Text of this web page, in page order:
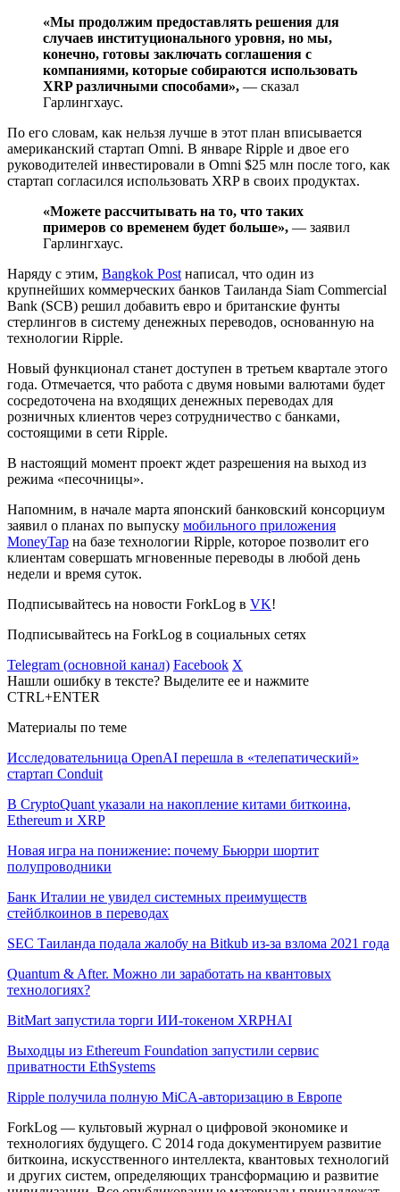
«Мы продолжим предоставлять решения для
случаев институционального уровня, но мы,
конечно, готовы заключать соглашения с
компаниями, которые собираются использовать
XRP различными способами», — сказал
Гарлингхаус.
По его словам, как нельзя лучше в этот план вписывается
американский стартап Omni. В январе Ripple и двое его
руководителей инвестировали в Omni $25 млн после того, как
стартап согласился использовать XRP в своих продуктах.
«Можете рассчитывать на то, что таких
примеров со временем будет больше», — заявил
Гарлингхаус.
Наряду с этим, Bangkok Post написал, что один из
крупнейших коммерческих банков Таиланда Siam Commercial
Bank (SCB) решил добавить евро и британские фунты
стерлингов в систему денежных переводов, основанную на
технологии Ripple.
Новый функционал станет доступен в третьем квартале этого
года. Отмечается, что работа с двумя новыми валютами будет
сосредоточена на входящих денежных переводах для
розничных клиентов через сотрудничество с банками,
состоящими в сети Ripple.
В настоящий момент проект ждет разрешения на выход из
режима «песочницы».
Напомним, в начале марта японский банковский консорциум
заявил о планах по выпуску мобильного приложения
MoneyTap на базе технологии Ripple, которое позволит его
клиентам совершать мгновенные переводы в любой день
недели и время суток.
Подписывайтесь на новости ForkLog в VK!
Подписывайтесь на ForkLog в социальных сетях
Telegram (основной канал) Facebook X
Нашли ошибку в тексте? Выделите ее и нажмите
CTRL+ENTER
Материалы по теме
Исследовательница OpenAI перешла в «телепатический»
стартап Conduit
В CryptoQuant указали на накопление китами биткоина,
Ethereum и XRP
Новая игра на понижение: почему Бьюрри шортит
полупроводники
Банк Италии не увидел системных преимуществ
стейблкоинов в переводах
SEC Таиланда подала жалобу на Bitkub из-за взлома 2021 года
Quantum & After. Можно ли заработать на квантовых
технологиях?
BitMart запустила торги ИИ-токеном XRPHAI
Выходцы из Ethereum Foundation запустили сервис
приватности EthSystems
Ripple получила полную MiCA-авторизацию в Европе
ForkLog — культовый журнал о цифровой экономике и
технологиях будущего. С 2014 года документируем развитие
биткоина, искусственного интеллекта, квантовых технологий
и других систем, определяющих трансформацию и развитие